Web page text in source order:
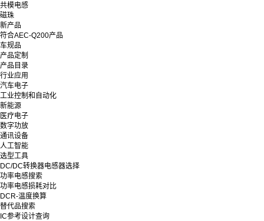
共模电感
磁珠
新产品
符合AEC-Q200产品
车规品
产品定制
产品目录
行业应用
汽车电子
工业控制和自动化
新能源
医疗电子
数字功放
通讯设备
人工智能
选型工具
DC/DC转换器电感器选择
功率电感搜索
功率电感损耗对比
DCR-温度换算
替代品搜索
IC参考设计查询